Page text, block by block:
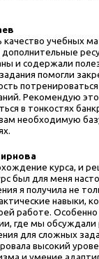
учебных
дополнительные
и содержали
помогли
Рекомендую
в тонкостях
необходимую
курса, и
был для меня
я получила не
навыки,
работе.
где мы
для сложных
высокий